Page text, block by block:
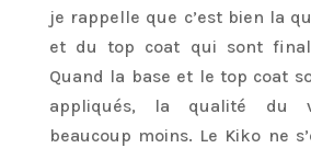
je rappelle que c’est bien la
et du top coat qui sont
Quand la base et le top coat
appliqués, la qualité du
beaucoup moins. Le Kiko ne